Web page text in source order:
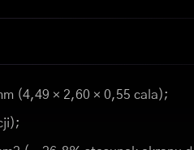
(4,49 × 2,60 × 0,55 cala);